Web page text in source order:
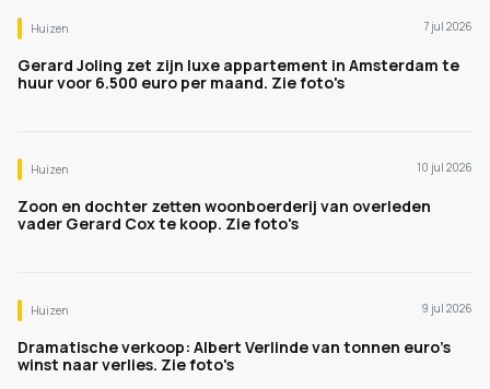
Huizen 7 jul 2026
Gerard Joling zet zijn luxe appartement in Amsterdam te
huur voor 6.500 euro per maand. Zie foto's
Huizen 10 jul 2026
Zoon en dochter zetten woonboerderij van overleden
vader Gerard Cox te koop. Zie foto's
Huizen 9 jul 2026
Dramatische verkoop: Albert Verlinde van tonnen euro's
winst naar verlies. Zie foto's